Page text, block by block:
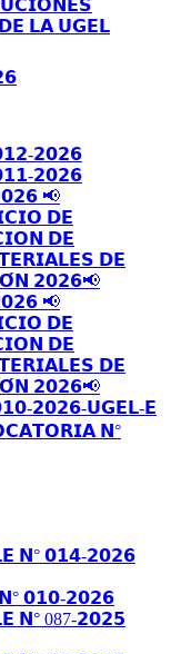
𝗟𝗔 𝗨𝗚𝗘𝗟
𝟮𝟬𝟮𝟲
𝟮𝟬𝟮𝟲
📢
𝗗𝗘
𝗗𝗘
𝗗𝗘
𝟮𝟬𝟮𝟲📢
📢
𝗗𝗘
𝗗𝗘
𝗗𝗘
𝟮𝟬𝟮𝟲📢
𝟮𝟬𝟮𝟲-𝗨𝗚𝗘𝗟-𝗘
𝗡°
𝗡° 𝟬𝟭𝟰-𝟮𝟬𝟮𝟲
𝟬𝟭𝟬-𝟮𝟬𝟮𝟲
087-𝟮𝟬𝟮𝟱